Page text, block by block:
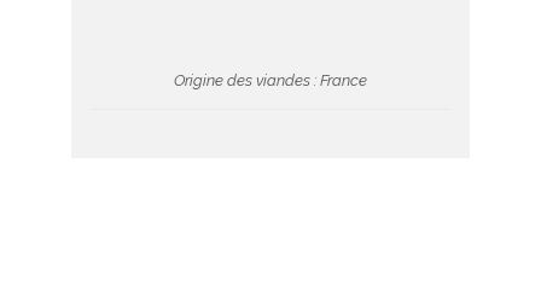
Origine des viandes : France